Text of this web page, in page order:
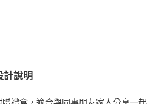
計說明